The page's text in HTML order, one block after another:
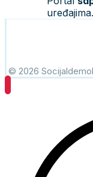
uređajima.
© 2026